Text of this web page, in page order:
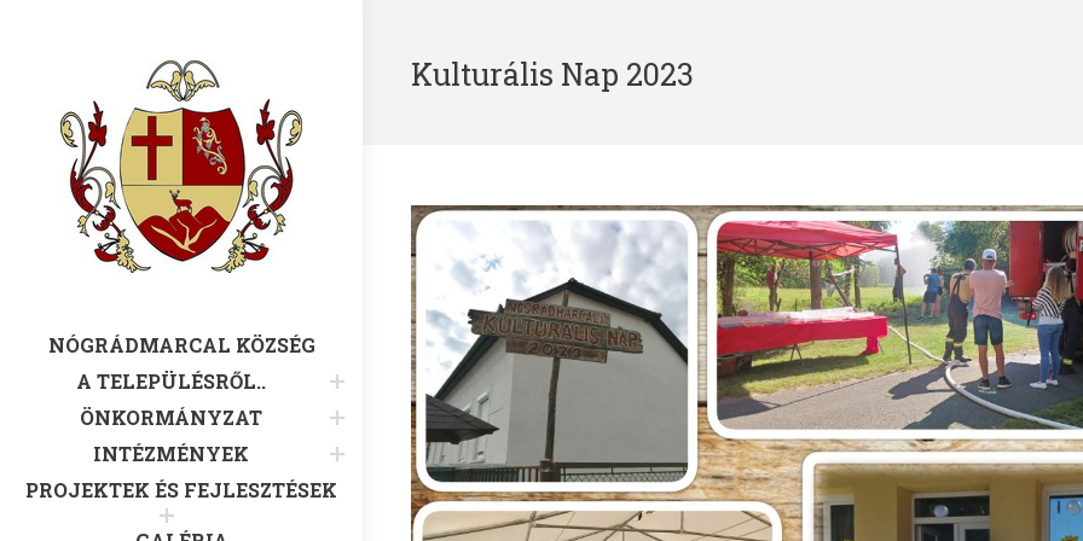
NÓGRÁDMARCAL KÖZSÉG
A TELEPÜLÉSRŐL..
ÖNKORMÁNYZAT
INTÉZMÉNYEK
PROJEKTEK ÉS FEJLESZTÉSEK
Kulturális Nap 2023